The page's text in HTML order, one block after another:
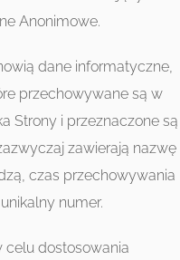
Anonimowe.
dane informatyczne,
przechowywane są w
Strony i przeznaczone są
zawierają nazwę
czas przechowywania
numer.
celu dostosowania